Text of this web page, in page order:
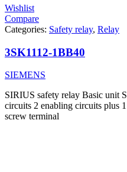
Wishlist
Compare
Categories: Safety relay, Relay
3SK1112-1BB40
SIEMENS
SIRIUS safety relay Basic unit
circuits 2 enabling circuits plus
screw terminal